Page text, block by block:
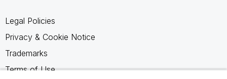
Legal Policies
Privacy & Cookie Notice
Trademarks
Terms of Use